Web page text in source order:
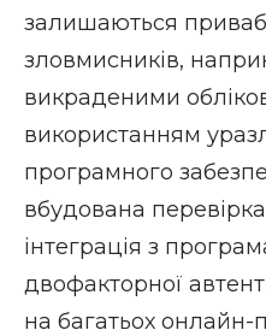
залишаються
зловмисників,
викраденими
використанням
програмного
вбудована
інтеграція з
двофакторної
на багатьох онлайн-